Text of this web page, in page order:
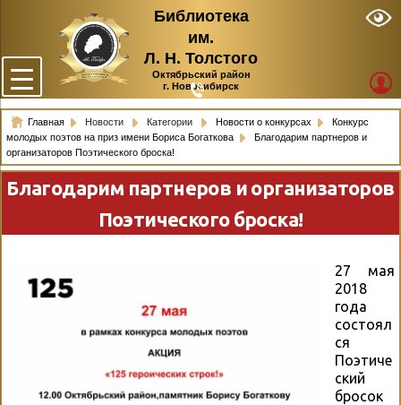
Библиотека
им.
Л. Н. Толстого
Октябрьский район
г. Новосибирск
Главная Новости Категории Новости о конкурсах
Конкурс
молодых поэтов на приз имени Бориса Богаткова
Благодарим партнеров и
организаторов Поэтического броска!
Благодарим партнеров и организаторов
Поэтического броска!
27 мая
2018
года
состоял
ся
Поэтиче
ский
бросок